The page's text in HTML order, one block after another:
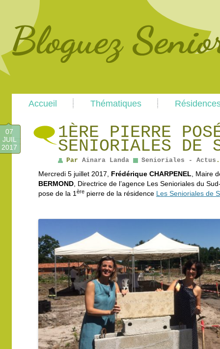
menuAccueil Thématiques
1ÈRE PIERRE
SENIORIALES DE
07
JUIL
2017
Par Ainara Landa Senioriales - Actus .
Mercredi 5 juillet 2017, Frédérique CHARPENEL , Maire
BERMOND , Directrice de l’agence Les Senioriales du
pose de la 1 ère pierre de la résidence Les Senioriales de